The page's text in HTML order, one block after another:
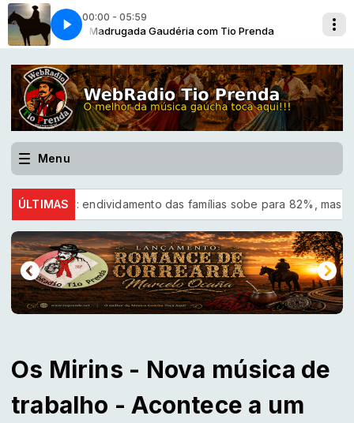
00:00 - 05:59
Madrugada Gaudéria com Tio Prenda
Herança [Dario Scmidt-2026]
Menu
ÚLTIMAS
endividamento das famílias sobe para 82%, mas
Os Mirins - Nova música de
trabalho - Acontece a um